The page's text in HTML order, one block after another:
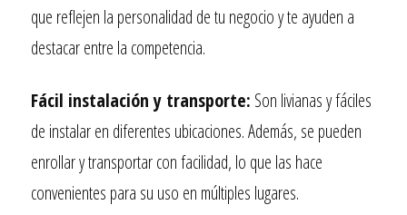
que reflejen la personalidad de tu negocio y te ayuden a
destacar entre la competencia.
Fácil instalación y transporte: Son livianas y fáciles
de instalar en diferentes ubicaciones. Además, se pueden
enrollar y transportar con facilidad, lo que las hace
convenientes para su uso en múltiples lugares.